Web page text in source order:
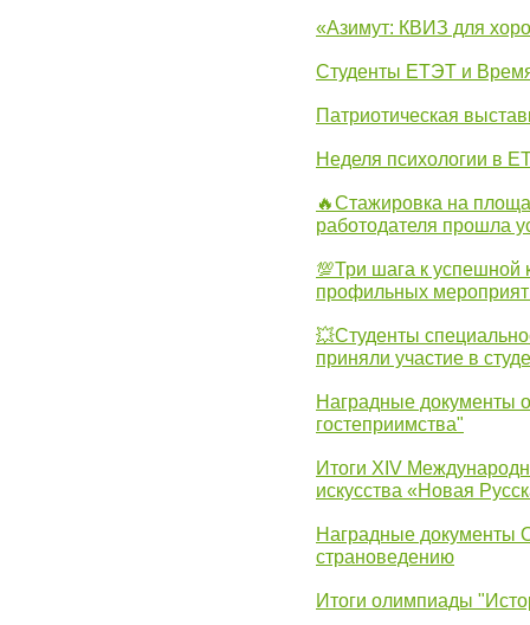
«Азимут: КВИЗ для
Студенты ЕТЭТ и
Патриотическая
Неделя психологии в
🔥Стажировка на
работодателя прошла
💯Три шага к успешной
профильных
💥Студенты
приняли участие в
Наградные документы
гостеприимства"
Итоги XIV
искусства «Новая
Наградные документы
страноведению
Итоги олимпиады